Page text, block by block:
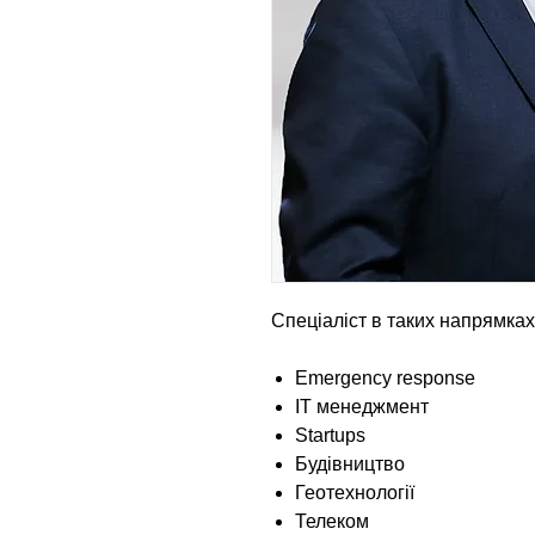
Спеціаліст в таких
Emergency response
IT менеджмент
Startups
Будівництво
Геотехнології
Телеком